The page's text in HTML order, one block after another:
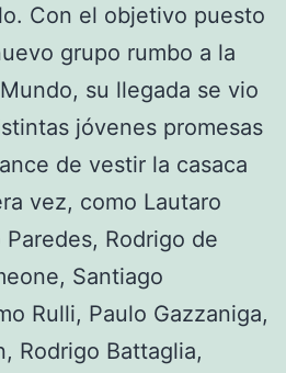
Con el objetivo puesto
grupo rumbo a la
su llegada se vio
jóvenes promesas
de vestir la casaca
vez, como Lautaro
Rodrigo de
Santiago
Rulli, Paulo Gazzaniga,
Rodrigo Battaglia,